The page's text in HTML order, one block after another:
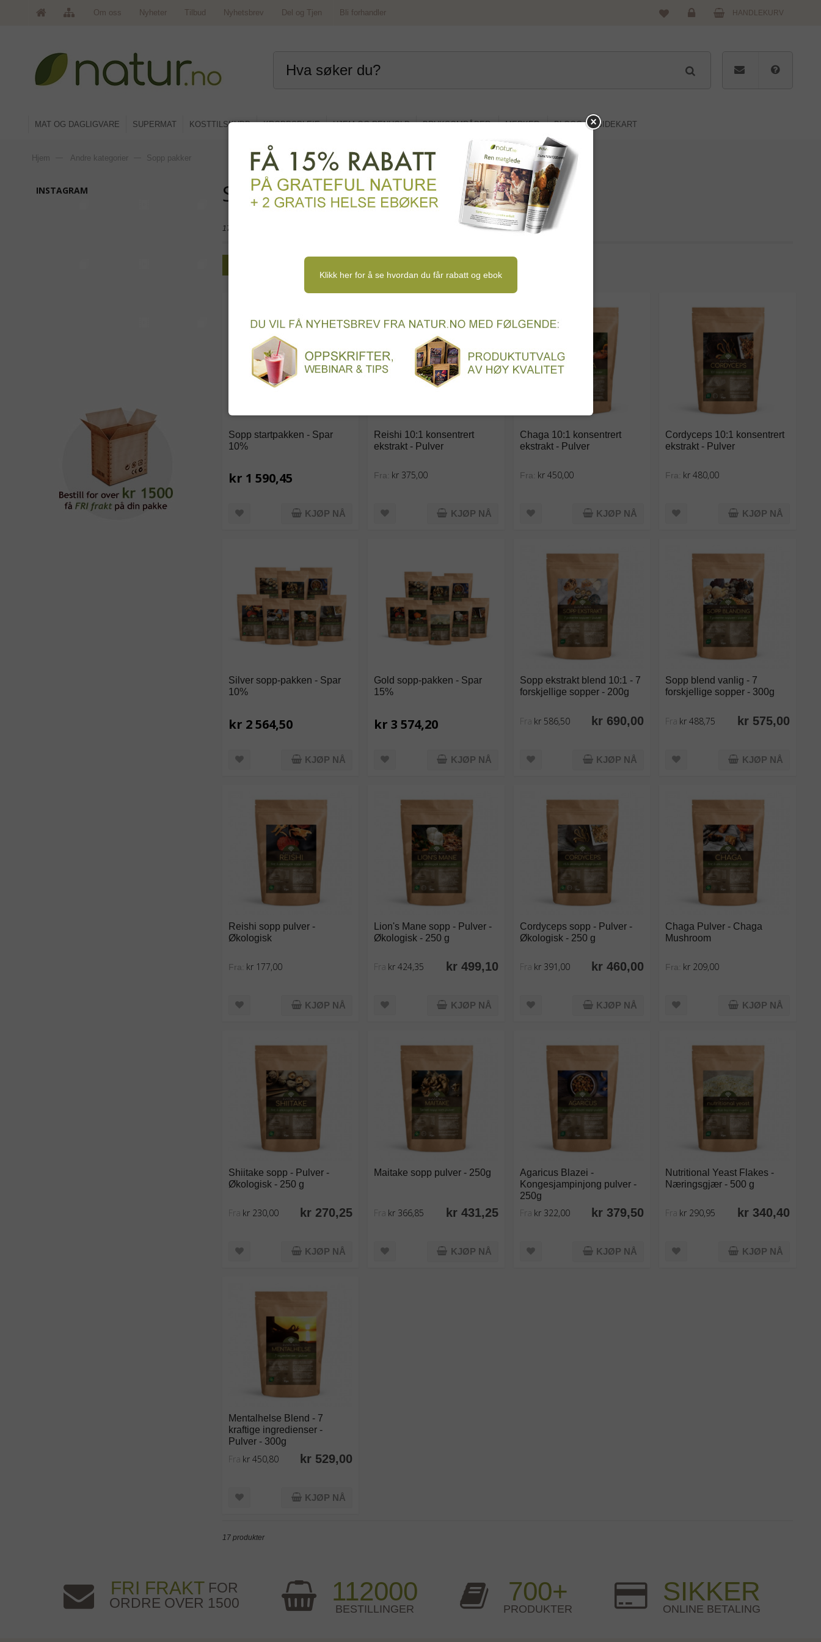
Om oss Nyheter Tilbud Nyhetsbrev Del og Tjen
Bli forhandler
HANDLEKURV
MAT OG DAGLIGVARE SUPERMAT KOSTTILSKUDD KROPPSPLEIE HJEM OG RENHOLD BRUKSOMRÅDER MERKER BLOGG SIDEKART
Hjem Andre kategorier Sopp pakker
Sopp pakker Tilbake til toppkategori
17 produkter
Sopp startpakken - Spar
10%
kr 1 590,45
KJØP NÅ
Reishi 10:1 konsentrert
ekstrakt - Pulver
Fra: kr 375,00
KJØP NÅ
Chaga 10:1 konsentrert
ekstrakt - Pulver
Fra: kr 450,00
KJØP NÅ
Cordyceps 10:1 konsentrert
ekstrakt - Pulver
Fra: kr 480,00
KJØP NÅ
Silver sopp-pakken - Spar
10%
kr 2 564,50
KJØP NÅ
Gold sopp-pakken - Spar
15%
kr 3 574,20
KJØP NÅ
Sopp ekstrakt blend 10:1 - 7
forskjellige sopper - 200g
kr 690,00
Fra kr 586,50
KJØP NÅ
Sopp blend vanlig - 7
forskjellige sopper - 300g
kr 575,00
Fra kr 488,75
KJØP NÅ
Reishi sopp pulver -
Økologisk
Fra: kr 177,00
KJØP NÅ
Lion's Mane sopp - Pulver -
Økologisk - 250 g
kr 499,10
Fra kr 424,35
KJØP NÅ
Cordyceps sopp - Pulver -
Økologisk - 250 g
kr 460,00
Fra kr 391,00
KJØP NÅ
Chaga Pulver - Chaga
Mushroom
Fra: kr 209,00
KJØP NÅ
Shiitake sopp - Pulver -
Økologisk - 250 g
kr 270,25
Fra kr 230,00
KJØP NÅ
Maitake sopp pulver - 250g
kr 431,25
Fra kr 366,85
KJØP NÅ
Agaricus Blazei -
Kongesjampinjong pulver -
250g
kr 379,50
Fra kr 322,00
KJØP NÅ
Nutritional Yeast Flakes -
Næringsgjær - 500 g
kr 340,40
Fra kr 290,95
KJØP NÅ
Mentalhelse Blend - 7
kraftige ingredienser -
Pulver - 300g
kr 529,00
Fra kr 450,80
KJØP NÅ
17 produkter
INSTAGRAM
FRI FRAKT FOR
ORDRE OVER 1500
112000
BESTILLINGER
700+
PRODUKTER
SIKKER
ONLINE BETALING
Klikk her for å se hvordan du får rabatt og ebok